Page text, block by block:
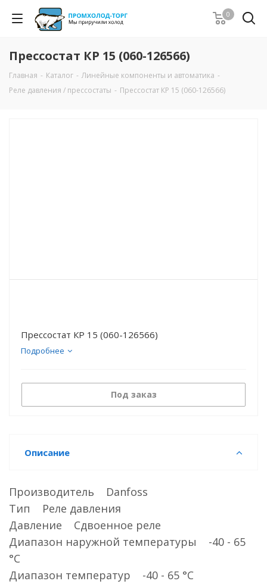
0
Прессостат КР 15 (060-126566)
Главная - Каталог - Линейные компоненты и автоматика -
Реле давления / прессостаты - Прессостат КР 15 (060-126566)
Прессостат КР 15 (060-126566)
Подробнее
Под заказ
Описание
Производитель Danfoss
Тип Реле давления
Давление Сдвоенное реле
Диапазон наружной температуры -40 - 65
°C
Диапазон температур -40 - 65 °C